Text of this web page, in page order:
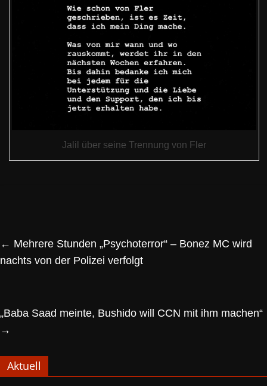
Jalil über seine Trennung von Fler
← Mehrere Stunden „Psychoterror“ – Bonez MC wird
nachts von der Polizei verfolgt
„Baba Saad meinte, Bushido will CCN mit ihm machen“
→
Aktuell